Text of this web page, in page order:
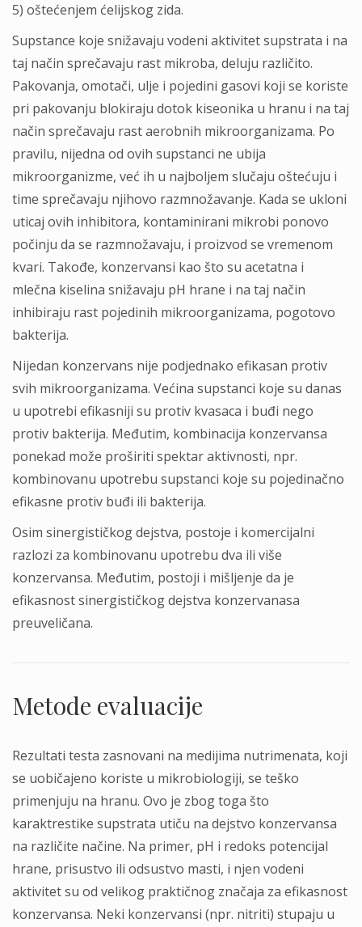
5) oštećenjem ćelijskog zida.
Supstance koje snižavaju vodeni aktivitet supstrata i na
taj način sprečavaju rast mikroba, deluju različito.
Pakovanja, omotači, ulje i pojedini gasovi koji se koriste
pri pakovanju blokiraju dotok kiseonika u hranu i na taj
način sprečavaju rast aerobnih mikroorganizama. Po
pravilu, nijedna od ovih supstanci ne ubija
mikroorganizme, već ih u najboljem slučaju oštećuju i
time sprečavaju njihovo razmnožavanje. Kada se ukloni
uticaj ovih inhibitora, kontaminirani mikrobi ponovo
počinju da se razmnožavaju, i proizvod se vremenom
kvari. Takođe, konzervansi kao što su acetatna i
mlečna kiselina snižavaju pH hrane i na taj način
inhibiraju rast pojedinih mikroorganizama, pogotovo
bakterija.
Nijedan konzervans nije podjednako efikasan protiv
svih mikroorganizama. Većina supstanci koje su danas
u upotrebi efikasniji su protiv kvasaca i buđi nego
protiv bakterija. Međutim, kombinacija konzervansa
ponekad može proširiti spektar aktivnosti, npr.
kombinovanu upotrebu supstanci koje su pojedinačno
efikasne protiv buđi ili bakterija.
Osim sinergističkog dejstva, postoje i komercijalni
razlozi za kombinovanu upotrebu dva ili više
konzervansa. Međutim, postoji i mišljenje da je
efikasnost sinergističkog dejstva konzervanasa
preuveličana.
Metode evaluacije
Rezultati testa zasnovani na medijima nutrimenata, koji
se uobičajeno koriste u mikrobiologiji, se teško
primenjuju na hranu. Ovo je zbog toga što
karaktrestike supstrata utiču na dejstvo konzervansa
na različite načine. Na primer, pH i redoks potencijal
hrane, prisustvo ili odsustvo masti, i njen vodeni
aktivitet su od velikog praktičnog značaja za efikasnost
konzervansa. Neki konzervansi (npr. nitriti) stupaju u